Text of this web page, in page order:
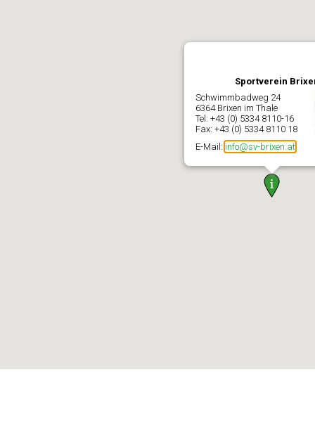
Sportverein
Schwimmbadweg 24
6364 Brixen im Thale
Tel: +43 (0) 5334 8110-16
Fax: +43 (0) 5334 8110 18
E-Mail: info@sv-brixen.at